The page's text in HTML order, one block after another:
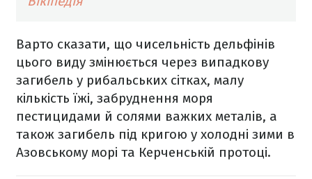
Варто сказати, що чисельність дельфінів
цього виду змінюється через випадкову
загибель у рибальських сітках, малу
кількість їжі, забруднення моря
пестицидами й солями важких металів, а
також загибель під кригою у холодні зими в
Азовському морі та Керченській протоці.